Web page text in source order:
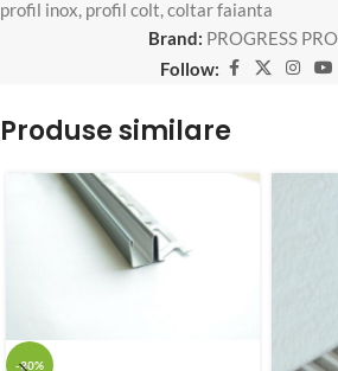
profil inox, profil colt,coltar faianta
Brand: PROGRESS
Follow:
Produse similare
-30%